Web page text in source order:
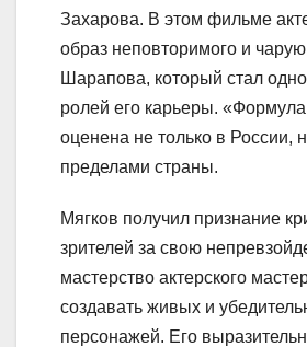
Захарова. В этом фильме
образ неповторимого и
Шарапова, который стал
ролей его карьеры.
оценена не только в России,
пределами страны.
Мягков получил признание
зрителей за свою
мастерство актерского
создавать живых и
персонажей. Его